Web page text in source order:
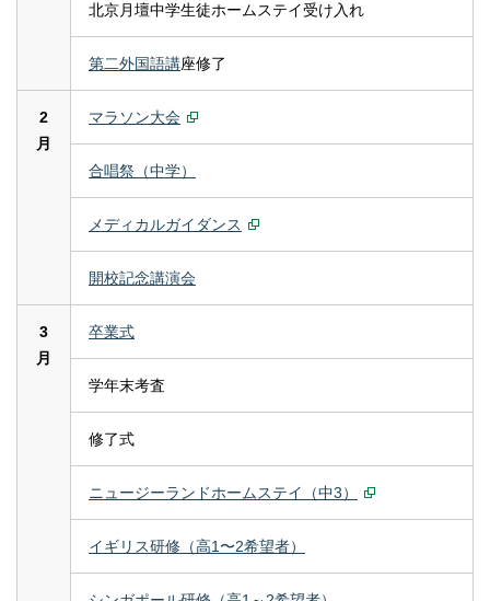
北京月壇中学生徒ホームステイ受け入れ
第二外国語講座修了
2
月
マラソン大会
合唱祭（中学）
メディカルガイダンス
開校記念講演会
3
月
卒業式
学年末考査
修了式
ニュージーランドホームステイ（中3）
イギリス研修（高1〜2希望者）